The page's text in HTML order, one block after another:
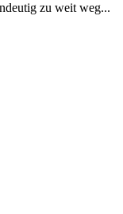
zu weit weg...